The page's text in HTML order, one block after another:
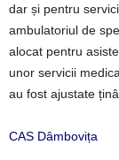
dar și pentru
ambulatoriul de
alocat pentru
unor servicii
au fost ajustate
CAS Dâmbovița